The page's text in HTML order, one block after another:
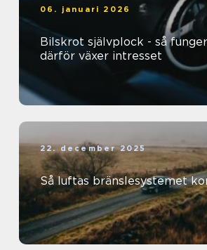
06. januari 2026
Bilskrot självplock - så
därför växer intresset
22. december 2025
Så luftas bränslesystemet